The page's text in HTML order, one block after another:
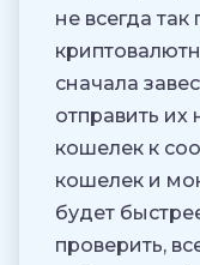
не всегда так
сначала
отправить их
кошелек к
кошелек и
будет
проверить,